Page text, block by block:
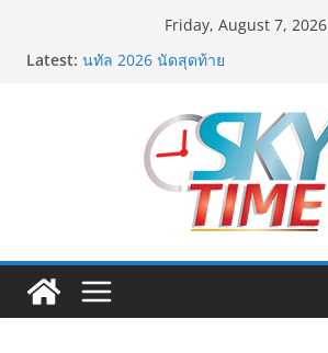
Friday, August 7, 2026
Latest: ฟุตซอลไทย เสมอ เวียดนาม 3-3 ลุ้น
เปิดตัวโครงการ ประกวดอัตลักษณ์อ
ไทย” เฟ้นหาเมนูต้นตำรับ 4 ภูมิภาค
ระดับโลก
ฟุตซอลไทย พ่าย รัสเซีย 1-7 ส่งท้าย
ฟุตซอล แชมเปี้ยนชิพ 2026
Guangzhou Yinghao School เผยวิ
พร้อมรับอนาคต“เราไม่ได้เตรียมนักเ
มหาวิทยาลัยเท่านั้นแต่ยังเตรียมพวก
กำหนดอนาคต”
สตาร์ทวันนี้ Franchise Expo